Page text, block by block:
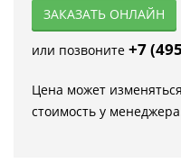
ЗАКАЗАТЬ ОНЛАЙН
или позвоните +7
Цена может
стоимость у